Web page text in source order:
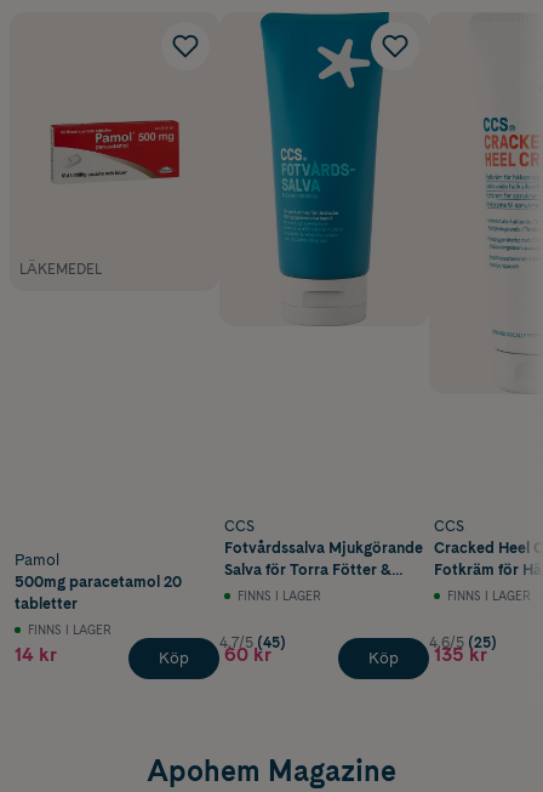
LÄKEMEDEL
Pamol
500mg paracetamol 20
tabletter
FINNS I LAGER
14 kr Köp
CCS
Fotvårdssalva Mjukgörande
Salva för Torra Fötter &
Hård Hud 175 ml
FINNS I LAGER
4.7/5 (45)
60 kr Köp
CCS
Cracked Heel
Fotkräm för Hälsprickor
125 ml
FINNS I LAGER
4.6/5 (25)
135 kr
Apohem Magazine